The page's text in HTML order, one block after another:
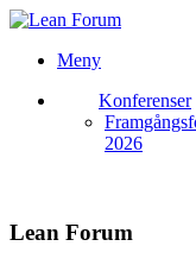
Meny
Konferenser
2026
Lean Forum